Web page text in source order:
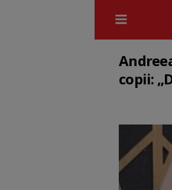
copii: